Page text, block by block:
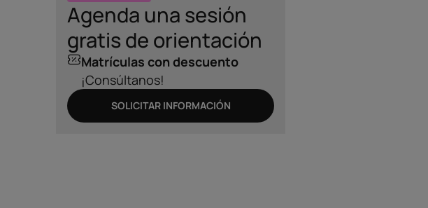
Agenda una sesión
gratis de orientación
Matrículas con descuento
¡Consúltanos!
SOLICITAR INFORMACIÓN